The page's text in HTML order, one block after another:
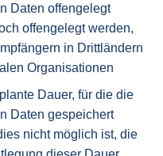
Daten offengelegt
offengelegt werden,
in Drittländern
Organisationen
Dauer, für die die
Daten gespeichert
nicht möglich ist, die